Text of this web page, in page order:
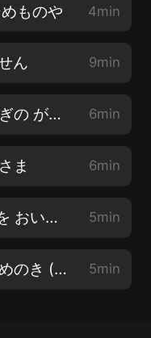
ものや 4min
ん 9min
おはなし13. さんびきのやぎの がらがらどん 6min
ま 6min
おはなし11. ねこがねずみを おいかけるわけ 5min
おはなし10. ジャックとまめのき (こうへん) 5min